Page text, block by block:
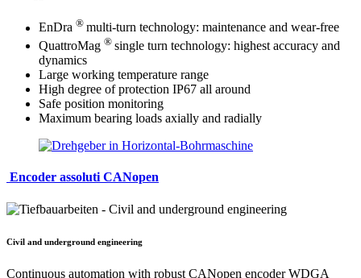
EnDra ® multi-turn technology: maintenance and wear-free
QuattroMag ® single turn technology: highest accuracy and
dynamics
Large working temperature range
High degree of protection IP67 all around
Safe position monitoring
Maximum bearing loads axially and radially
Encoder assoluti CANopen
Civil and underground engineering
Continuous automation with robust CANopen encoder WDGA